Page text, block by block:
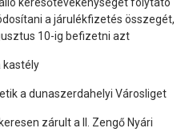
a járulékfizetés összegét,
10-ig befizetni azt
kastély
a dunaszerdahelyi Városliget
zárult a II. Zengő Nyári